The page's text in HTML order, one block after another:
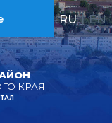
КРАЯ
RU | EN